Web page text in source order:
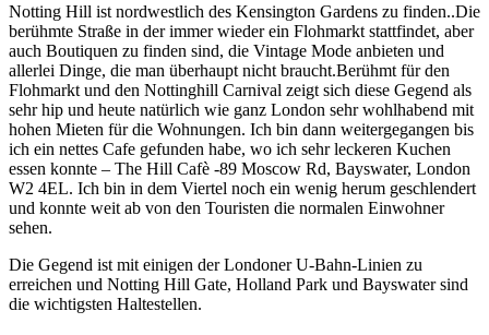
Notting Hill ist nordwestlich des Kensington Gardens zu finden..Die
berühmte Straße in der immer wieder ein Flohmarkt stattfindet, aber
auch Boutiquen zu finden sind, die Vintage Mode anbieten und
allerlei Dinge, die man überhaupt nicht braucht.Berühmt für den
Flohmarkt und den Nottinghill Carnival zeigt sich diese Gegend als
sehr hip und heute natürlich wie ganz London sehr wohlhabend mit
hohen Mieten für die Wohnungen. Ich bin dann weitergegangen bis
ich ein nettes Cafe gefunden habe, wo ich sehr leckeren Kuchen
essen konnte – The Hill Cafè -89 Moscow Rd, Bayswater, London
W2 4EL. Ich bin in dem Viertel noch ein wenig herum geschlendert
und konnte weit ab von den Touristen die normalen Einwohner
sehen.
Die Gegend ist mit einigen der Londoner U-Bahn-Linien zu
erreichen und Notting Hill Gate, Holland Park und Bayswater sind
die wichtigsten Haltestellen.